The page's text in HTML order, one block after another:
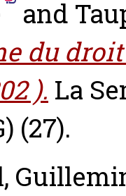
and
du
). La
(27).